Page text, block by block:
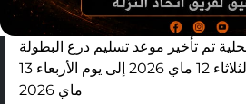
تم تأخير موعد تسليم درع البطولة
لفريق اتحاد النزلة من يوم الثلاثاء 12 ماي 2026 إلى يوم الأربعاء 13
ماي 2026